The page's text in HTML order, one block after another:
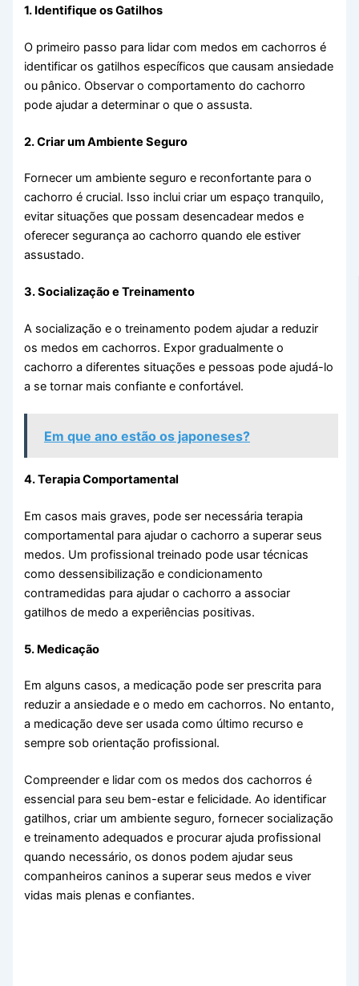
1. Identifique os Gatilhos
O primeiro passo para lidar com medos em cachorros é
identificar os gatilhos específicos que causam ansiedade
ou pânico. Observar o comportamento do cachorro
pode ajudar a determinar o que o assusta.
2. Criar um Ambiente Seguro
Fornecer um ambiente seguro e reconfortante para o
cachorro é crucial. Isso inclui criar um espaço tranquilo,
evitar situações que possam desencadear medos e
oferecer segurança ao cachorro quando ele estiver
assustado.
3. Socialização e Treinamento
A socialização e o treinamento podem ajudar a reduzir
os medos em cachorros. Expor gradualmente o
cachorro a diferentes situações e pessoas pode ajudá-lo
a se tornar mais confiante e confortável.
Em que ano estão os japoneses?
4. Terapia Comportamental
Em casos mais graves, pode ser necessária terapia
comportamental para ajudar o cachorro a superar seus
medos. Um profissional treinado pode usar técnicas
como dessensibilização e condicionamento
contramedidas para ajudar o cachorro a associar
gatilhos de medo a experiências positivas.
5. Medicação
Em alguns casos, a medicação pode ser prescrita para
reduzir a ansiedade e o medo em cachorros. No entanto,
a medicação deve ser usada como último recurso e
sempre sob orientação profissional.
Compreender e lidar com os medos dos cachorros é
essencial para seu bem-estar e felicidade. Ao identificar
gatilhos, criar um ambiente seguro, fornecer socialização
e treinamento adequados e procurar ajuda profissional
quando necessário, os donos podem ajudar seus
companheiros caninos a superar seus medos e viver
vidas mais plenas e confiantes.